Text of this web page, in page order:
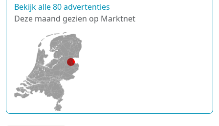
Bekijk alle 80 advertenties
Deze maand gezien op Marktnet